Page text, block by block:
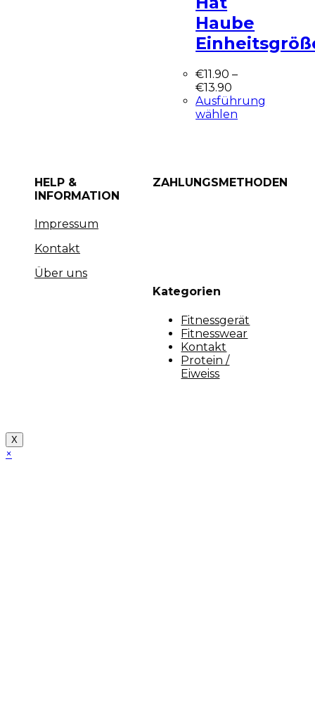
Haube
€11.90 –
€13.90
Ausführung
wählen
HELP &
INFORMATION
Impressum
Kontakt
Über uns
ZAHLUNGSMETHODEN
Kategorien
Fitnessgerät
Fitnesswear
Kontakt
Protein /
Eiweiss
X
×